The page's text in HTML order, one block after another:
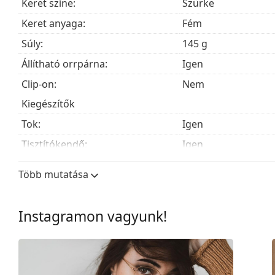
Keret színe:
Szürke
Keret anyaga:
Fém
Súly:
145 g
Állítható orrpárna:
Igen
Clip-on:
Nem
Kiegészítők
Tok:
Igen
Tisztítókendő:
Igen
Egyéb
Márka:
Több mutatása
Instagramon vagyunk!